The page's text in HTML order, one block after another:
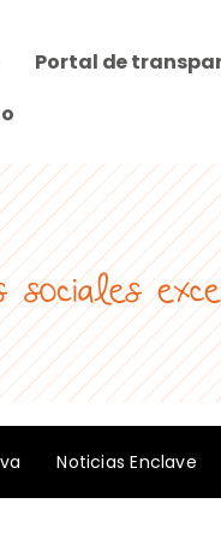
Portal de
Noticias Enclave